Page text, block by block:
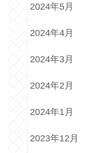
2024年5月
2024年4月
2024年3月
2024年2月
2024年1月
2023年12月